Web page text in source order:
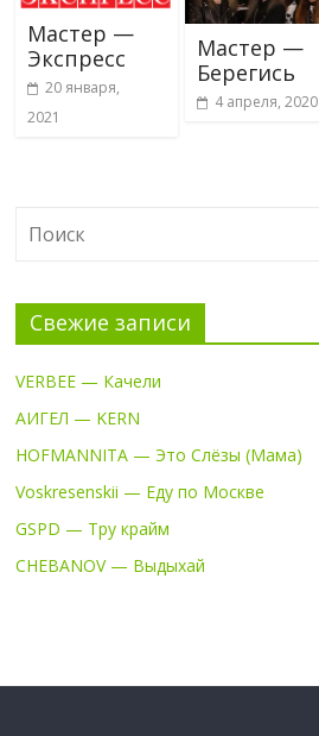
Мастер —
Экспресс
20 января,
2021
Мастер —
Берегись
4 апреля, 2020
Свежие записи
VERBEE — Качели
АИГЕЛ — KERN
HOFMANNITA — Это Слёзы (Мама)
Voskresenskii — Еду по Москве
GSPD — Тру крайм
CHEBANOV — Выдыхай